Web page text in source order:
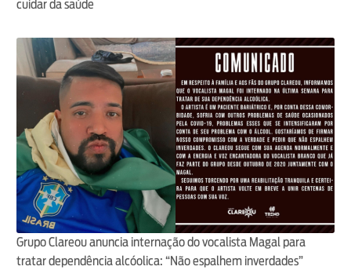
cuidar da saúde
Grupo Clareou anuncia internação do vocalista Magal para
tratar dependência alcóolica: “Não espalhem inverdades”